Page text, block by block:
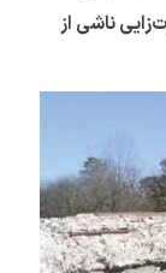
ناشی از